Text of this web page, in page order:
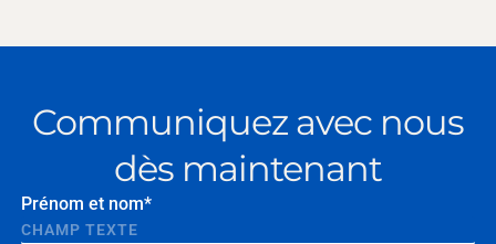
Communiquez avec nous
dès maintenant
Prénom et nom*